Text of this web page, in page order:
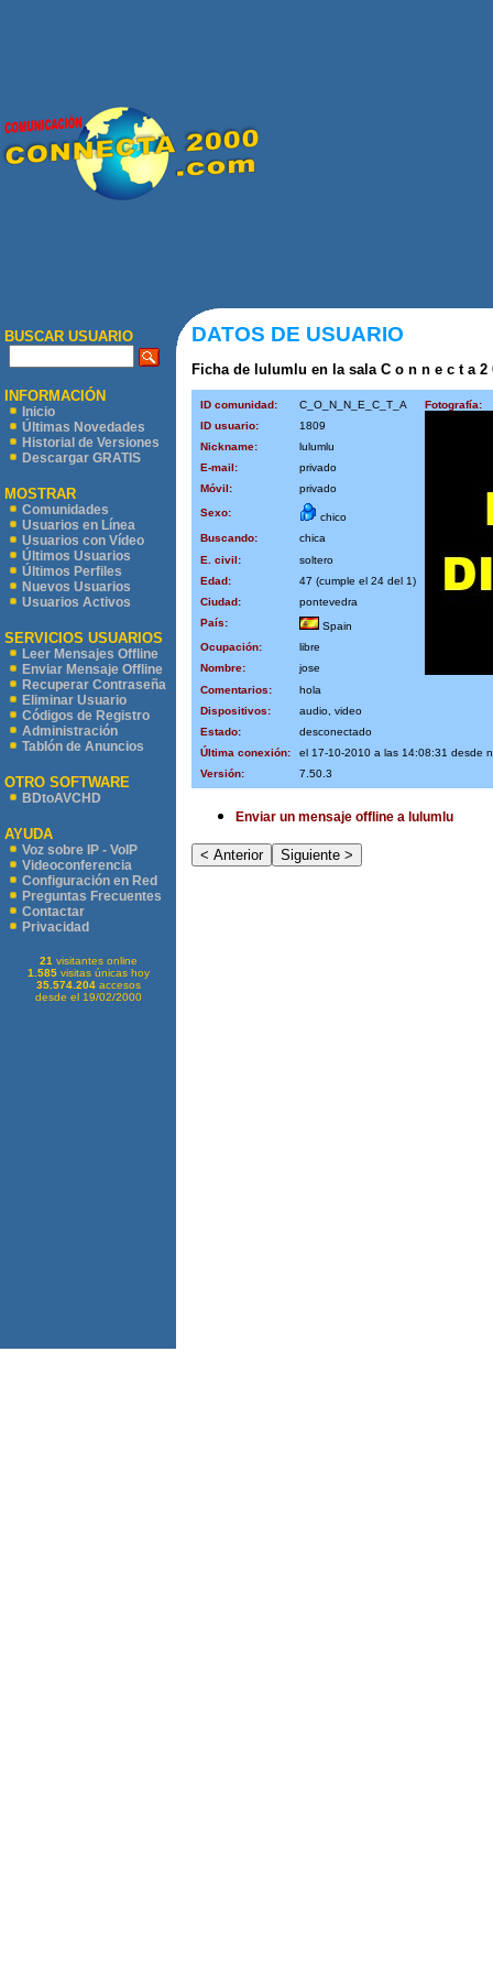
BUSCAR USUARIO
INFORMACIÓN
Inicio
Últimas Novedades
Historial de Versiones
Descargar GRATIS
MOSTRAR
Comunidades
Usuarios en Línea
Usuarios con Vídeo
Últimos Usuarios
Últimos Perfiles
Nuevos Usuarios
Usuarios Activos
SERVICIOS USUARIOS
Leer Mensajes Offline
Enviar Mensaje Offline
Recuperar Contraseña
Eliminar Usuario
Códigos de Registro
Administración
Tablón de Anuncios
OTRO SOFTWARE
BDtoAVCHD
AYUDA
Voz sobre IP - VoIP
Videoconferencia
Configuración en Red
Preguntas Frecuentes
Contactar
Privacidad
21 visitantes online
1.585visitas únicas hoy
35.574.204accesos
desde el 19/02/2000
DATOS DE USUARIO
Ficha de lulumlu en la sala C o n n e c t a 2
ID comunidad: C_O_N_N_E_C_T_A
Fotografía:
ID usuario:
1809
Nickname:
lulumlu
E-mail:
privado
Móvil:
privado
Sexo:
chico
Buscando:
chica
E. civil:
soltero
Edad:
47 (cumple el 24 del 1)
Ciudad:
pontevedra
País:
Spain
Ocupación:
libre
Nombre:
jose
Comentarios:
hola
Dispositivos:
audio, video
Estado:
desconectado
Última conexión:
el 17-10-2010 a las 14:08:31 desde
Versión:
7.50.3
Enviar un mensaje offline a lulumlu